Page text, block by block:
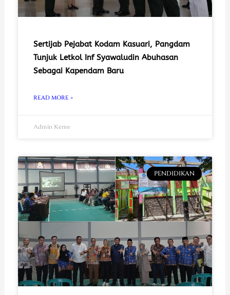
Sertijab Pejabat Kodam Kasuari, Pangdam
Tunjuk Letkol Inf Syawaludin Abuhasan
Sebagai Kapendam Baru
READ MORE »
Admin Keme
PENDIDIKAN